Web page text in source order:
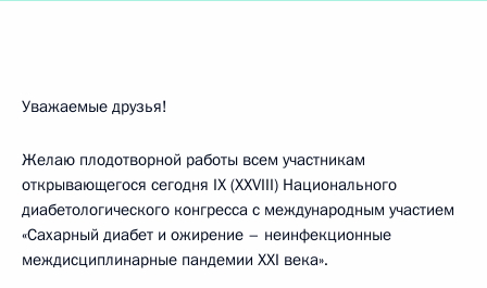
Уважаемые друзья!
Желаю плодотворной работы всем участникам
открывающегося сегодня IX (XXVIII) Национального
диабетологического конгресса с международным участием
«Сахарный диабет и ожирение – неинфекционные
междисциплинарные пандемии XXI века».